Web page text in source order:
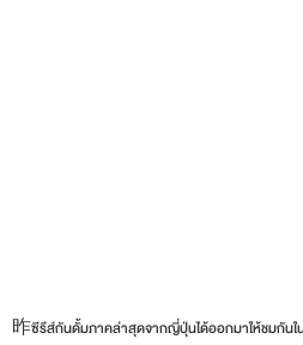
昨ซีรีส์กันดั้มภาคล่าสุดจากญี่ปุ่นได้ออกมาให้ชมกันใ